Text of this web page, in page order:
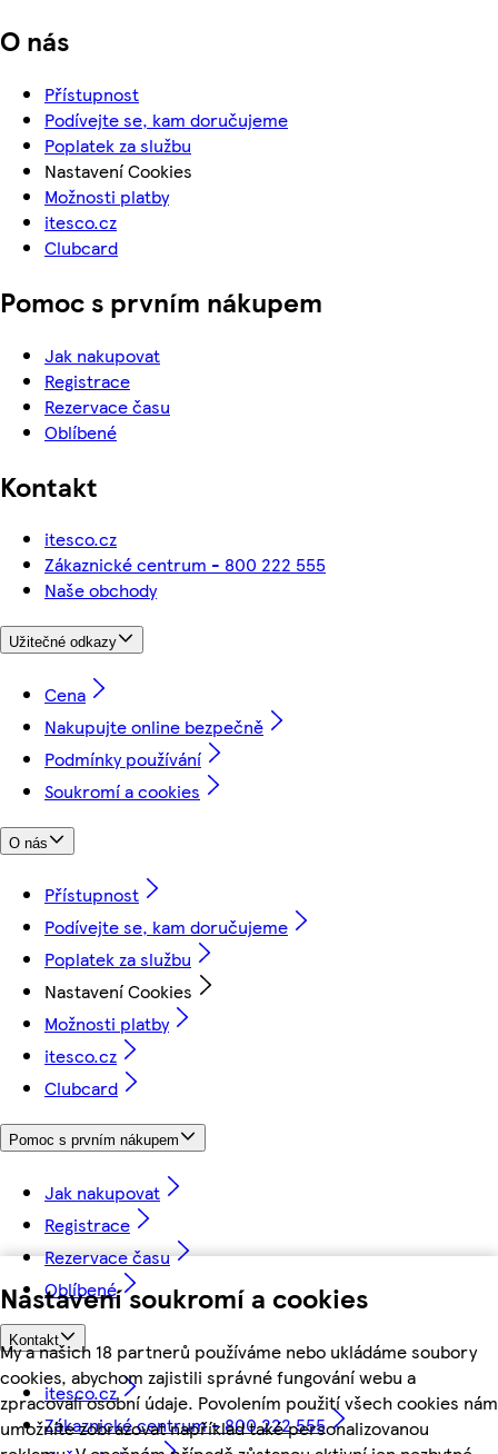
Nastavení soukromí a cookies
My a našich 18 partnerů používáme nebo ukládáme soubory
cookies, abychom zajistili správné fungování webu a
zpracovali osobní údaje. Povolením použití všech cookies nám
umožníte zobrazovat například také personalizovanou
O nás
Přístupnost
Podívejte se, kam doručujeme
Poplatek za službu
Nastavení Cookies
Možnosti platby
itesco.cz
Clubcard
Pomoc s prvním nákupem
Jak nakupovat
Registrace
Rezervace času
Oblíbené
Kontakt
itesco.cz
Zákaznické centrum - 800 222 555
Naše obchody
Užitečné odkazy
Cena
Nakupujte online bezpečně
Podmínky používání
Soukromí a cookies
O nás
Přístupnost
Podívejte se, kam doručujeme
Poplatek za službu
Nastavení Cookies
Možnosti platby
itesco.cz
Clubcard
Pomoc s prvním nákupem
Jak nakupovat
Registrace
Rezervace času
Oblíbené
Kontakt
itesco.cz
Zákaznické centrum - 800 222 555